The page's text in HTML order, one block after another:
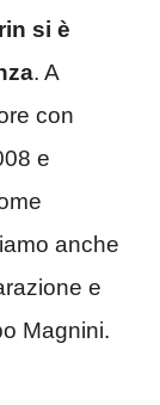
si è
. A
con
e
anche
e
Magnini.